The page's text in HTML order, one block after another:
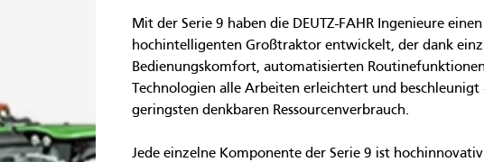
Mit der Serie 9 haben die DEUTZ-FAHR Ingenieure
hochintelligenten Großtraktor entwickelt, der dank
Bedienungskomfort, automatisierten
Technologien alle Arbeiten erleichtert und
geringsten denkbaren Ressourcenverbrauch.
Jede einzelne Komponente der Serie 9 ist